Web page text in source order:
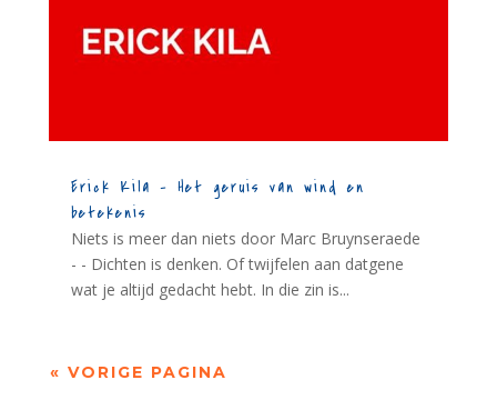
Erick Kila – Het geruis van wind en
betekenis
Niets is meer dan niets door Marc Bruynseraede
- - Dichten is denken. Of twijfelen aan datgene
wat je altijd gedacht hebt. In die zin is...
« VORIGE PAGINA